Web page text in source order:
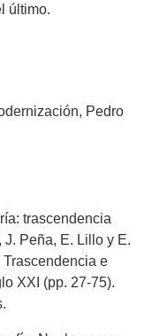
Pedro
último.
trascendencia
J. Peña, E. Lillo y E.
e
XXI (pp. 27-75).